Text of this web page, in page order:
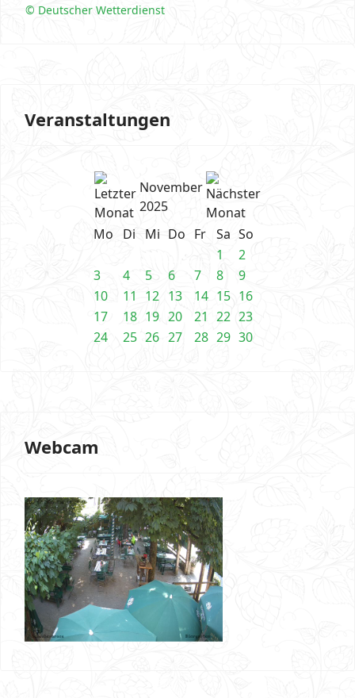
© Deutscher Wetterdienst
Veranstaltungen
November
2025
Mo
Di Mi Do Fr Sa So
1
2
3
4 5 6 7 8
9
10
11 12 13 14 15 16
17
18 19 20 21 22 23
24
25 26 27 28 29 30
Webcam